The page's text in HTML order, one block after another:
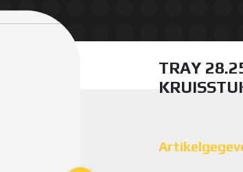
TRAY